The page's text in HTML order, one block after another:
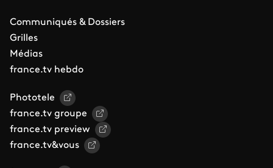
Communiqués & Dossiers
Grilles
Médias
france.tv hebdo
Phototele
france.tv groupe
france.tv preview
france.tv&vous